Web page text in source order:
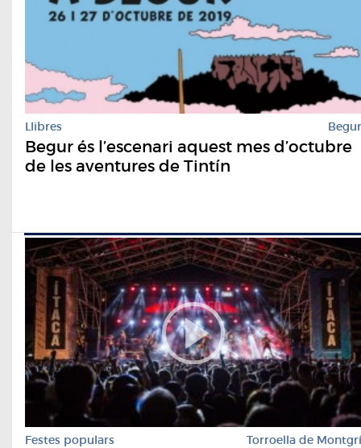
Llibres Begur
Begur és l’escenari aquest mes d’octubre
de les aventures de Tintín
Festes populars Torroella de Montgrí